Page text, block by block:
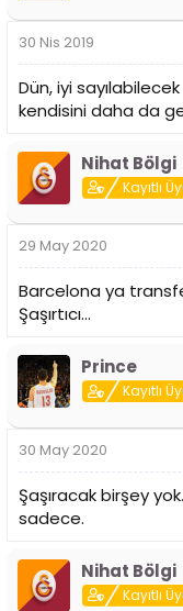
30 Nis 2019
Dün, iyi
kendisini daha da
Nihat Bölgi
Kayıtlı
29 May 2020
Barcelona ya
Şaşırtıcı...
Prince
Kayıtlı
30 May 2020
Şaşıracak birşey
sadece.
Nihat Bölgi
Kayıtlı